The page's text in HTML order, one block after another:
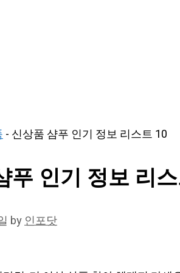
- 신상품 샴푸 인기 정보 리스트 10
푸 인기 정보 리
by인포닷